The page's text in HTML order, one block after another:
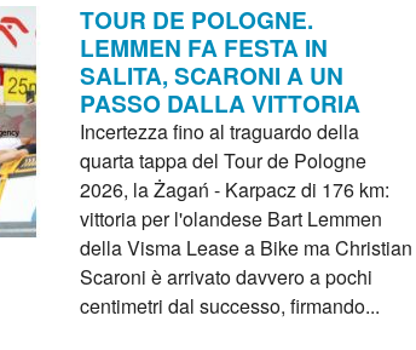
TOUR DE POLOGNE.
LEMMEN FA FESTA IN
SALITA, SCARONI A UN
PASSO DALLA VITTORIA
Incertezza fino al traguardo della
quarta tappa del Tour de Pologne
2026, la Żagań - Karpacz di 176 km:
vittoria per l'olandese Bart Lemmen
della Visma Lease a Bike ma Christian
Scaroni è arrivato davvero a pochi
centimetri dal successo, firmando...